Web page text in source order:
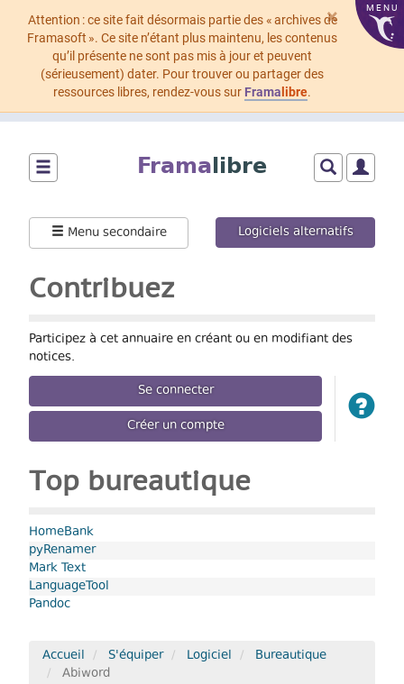
×
Attention : ce site fait désormais partie des « archives de
Framasoft ». Ce site n’étant plus maintenu, les contenus
qu’il présente ne sont pas mis à jour et peuvent
(sérieusement) dater. Pour trouver ou partager des
ressources libres, rendez-vous sur Frama libre.
MENU
contenu
principal
Framalibre
menu
menu
formulaire
Menu secondaire Logiciels alternatifs
Contribuez
Participez à cet annuaire en créant ou en modifiant des
notices.
Se connecter
Créer un compte
Top bureautique
HomeBank
pyRenamer
Mark Text
LanguageTool
Pandoc
Accueil S'équiper Logiciel
Bureautique
Abiword